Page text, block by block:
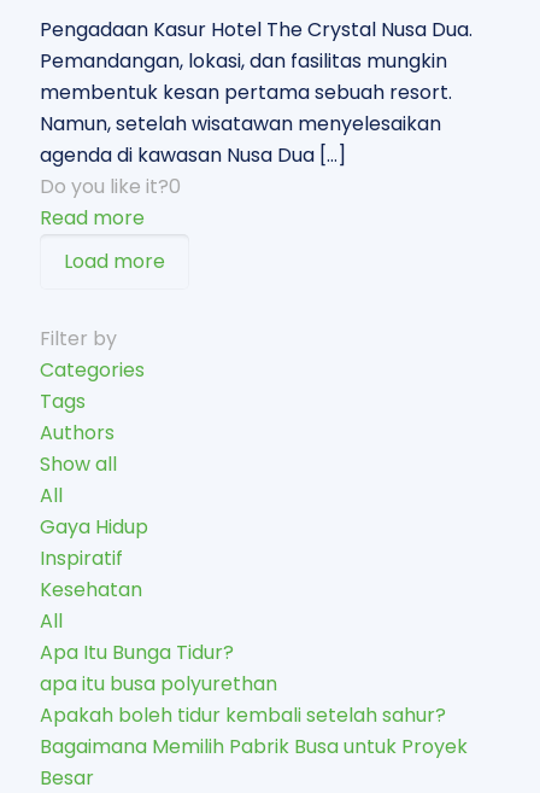
Pengadaan Kasur Hotel The Crystal Nusa Dua.
Pemandangan, lokasi, dan fasilitas mungkin
membentuk kesan pertama sebuah resort.
Namun, setelah wisatawan menyelesaikan
agenda di kawasan Nusa Dua […]
Do you like it?0
Read more
Load more
Filter by
Categories
Tags
Authors
Show all
All
Gaya Hidup
Inspiratif
Kesehatan
All
Apa Itu Bunga Tidur?
apa itu busa polyurethan
Apakah boleh tidur kembali setelah sahur?
Bagaimana Memilih Pabrik Busa untuk Proyek
Besar